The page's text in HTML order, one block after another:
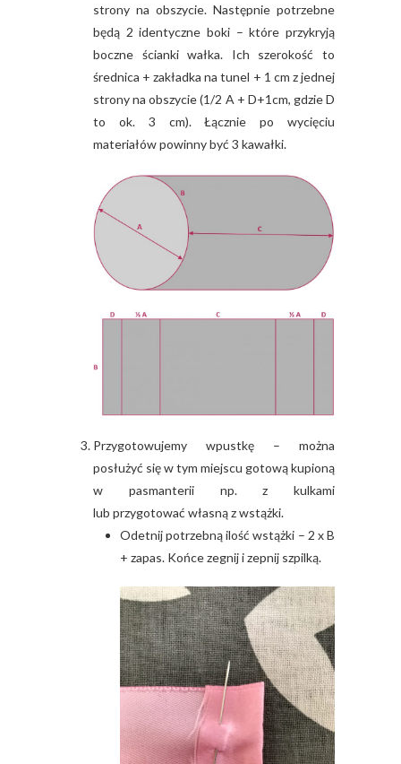
strony na obszycie. Następnie potrzebne
będą 2 identyczne boki – które przykryją
boczne ścianki wałka. Ich szerokość to
średnica + zakładka na tunel + 1 cm z jednej
strony na obszycie (1/2 A + D+1cm, gdzie D
to ok. 3 cm). Łącznie po wycięciu
materiałów powinny być 3 kawałki.
Przygotowujemy wpustkę – można
posłużyć się w tym miejscu gotową kupioną
w pasmanterii np. z kulkami
lub przygotować własną z wstążki.
Odetnij potrzebną ilość wstążki – 2 x B
+ zapas. Końce zegnij i zepnij szpilką.